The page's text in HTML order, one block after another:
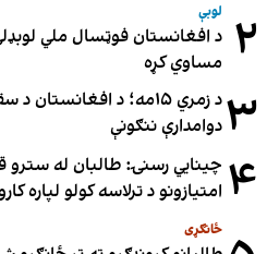
۲ لوبې
مساوي کړه
۳
د زمري ۱۵مه؛ د
دوامدارې ننګونې
۴ چینایي رسنۍ: طالبان له سترو
امتیازونو د ترلاسه کولو لپاره
ځانګړی